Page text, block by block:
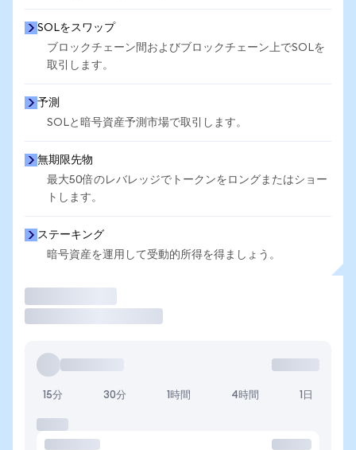
SOLをスワップ
ブロックチェーン間およびブロックチェーン上でSOLを
取引します。
予測
SOLと暗号資産予測市場で取引します。
無期限先物
最大50倍のレバレッジでトークンをロングまたはショー
トします。
ステーキング
暗号資産を運用して受動的所得を得ましょう。
15分 30分 1時間 4時間 1日